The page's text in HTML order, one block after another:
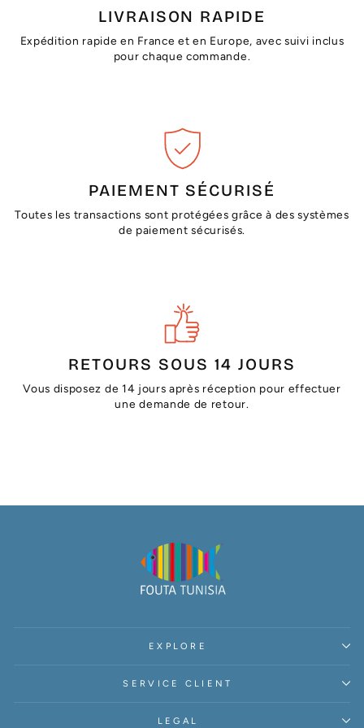
LIVRAISON RAPIDE
Expédition rapide en France et en Europe, avec suivi inclus
pour chaque commande.
PAIEMENT SÉCURISÉ
Toutes les transactions sont protégées grâce à des systèmes
de paiement sécurisés.
RETOURS SOUS 14 JOURS
Vous disposez de 14 jours après réception pour effectuer
une demande de retour.
EXPLORE
SERVICE CLIENT
LEGAL